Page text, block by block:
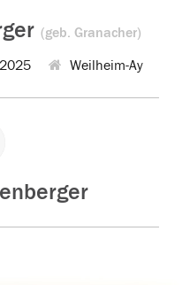
(geb. Granacher)
Weilheim-Ay